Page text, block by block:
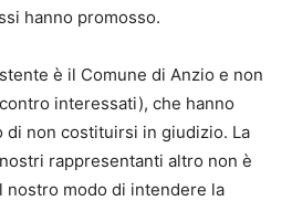
hanno promosso.
è il Comune di Anzio e non
interessati), che hanno
di non costituirsi in giudizio. La
rappresentanti altro non è
nostro modo di intendere la